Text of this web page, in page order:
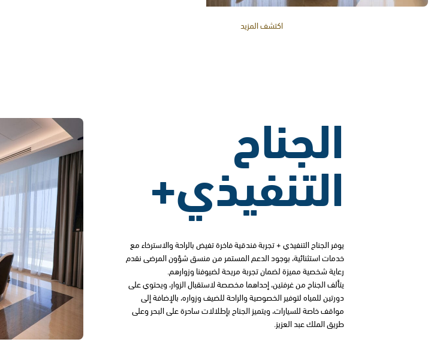
اكتشف المزيد
الجناح
التنفيذي+
يوفر الجناح التنفيذي + تجربة فندقية فاخرة تفيض بالراحة والاسترخاء مع
خدمات استثنائية، بوجود الدعم المستمر من منسق شؤون المرضى نقدم
رعاية شخصية مميزة لضمان تجربة مريحة لضيوفنا وزوارهم.
يتألف الجناح من غرفتين، إحداهما مخصصة لاستقبال الزوار، ويحتوي على
دورتين للمياه لتوفير الخصوصية والراحة للضيف وزواره، بالإضافة إلى
مواقف خاصة للسيارات، ويتميز الجناح بإطلالات ساحرة على البحر وعلى
طريق الملك عبد العزيز.